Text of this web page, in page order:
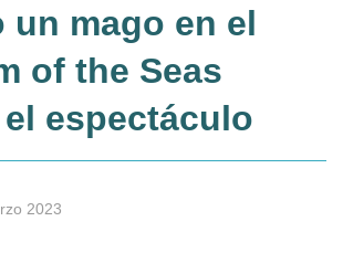
un mago en el
of the Seas
espectáculo
2023